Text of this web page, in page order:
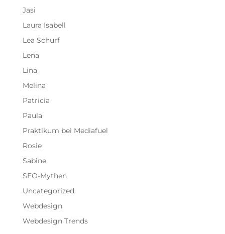
Jasi
Laura Isabell
Lea Schurf
Lena
Lina
Melina
Patricia
Paula
Praktikum bei Mediafuel
Rosie
Sabine
SEO-Mythen
Uncategorized
Webdesign
Webdesign Trends